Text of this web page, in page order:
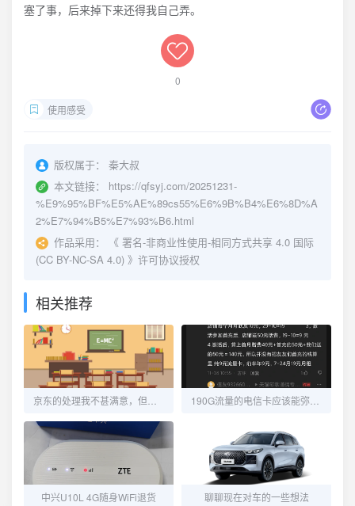
塞了事，后来掉下来还得我自己弄。
0
使用感受
版权属于：
秦大叔
本文链接：
https://qfsyj.com/20251231-
%E9%95%BF%E5%AE%89cs55%E6%9B%B4%E6%8D%A
2%E7%94%B5%E7%93%B6.html
作品采用：
《 署名-非商业性使用-相同方式共享 4.0 国际
(CC BY-NC-SA 4.0) 》许可协议授权
相关推荐
京东的处理我不甚满意，但又觉得没毛病！ 190G流量的电信卡应该能弥补流量不够用的窘境了
中兴U10L 4G随身WiFi退货 聊聊现在对车的一些想法